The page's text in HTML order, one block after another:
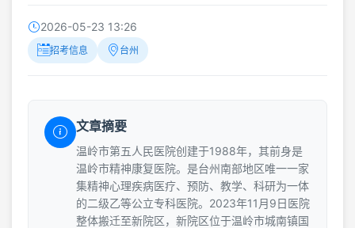
2026-05-23 13:26
招考信息 台州
文章摘要
温岭市第五人民医院创建于1988年，其前身是
温岭市精神康复医院。是台州南部地区唯一一家
集精神心理疾病医疗、预防、教学、科研为一体
的二级乙等公立专科医院。2023年11月9日医院
整体搬迁至新院区，新院区位于温岭市城南镇国